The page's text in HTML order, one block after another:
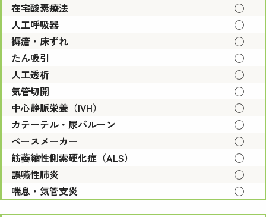
在宅酸素療法
◯
人工呼吸器
◯
褥瘡・床ずれ
◯
たん吸引
◯
人工透析
◯
気管切開
◯
中心静脈栄養（IVH）
◯
カテーテル・尿バルーン
◯
ペースメーカー
◯
筋萎縮性側索硬化症（ALS）
◯
誤嚥性肺炎
◯
喘息・気管支炎
◯